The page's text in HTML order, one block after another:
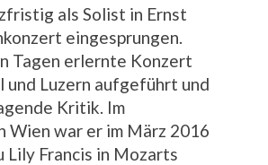
als Solist in Ernst
eingesprungen.
Tagen erlernte Konzert
und Luzern aufgeführt und
Kritik. Im
Wien war er im März 2016
Lily Francis in Mozarts